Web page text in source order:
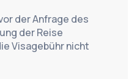
der Anfrage des
der Reise
Visagebühr nicht